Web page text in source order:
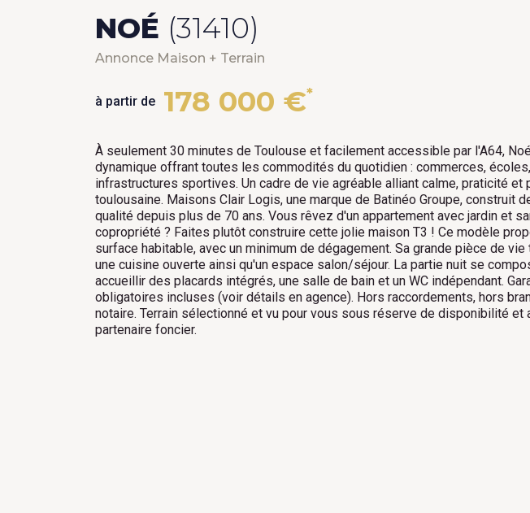
NOÉ (31410)
Annonce Maison + Terrain
à partir de 178 000 €*
À seulement 30 minutes de Toulouse et facilement accessible par l'A64,
dynamique offrant toutes les commodités du quotidien : commerces,
infrastructures sportives. Un cadre de vie agréable alliant calme, praticité
toulousaine. Maisons Clair Logis, une marque de Batinéo Groupe, construit
qualité depuis plus de 70 ans. Vous rêvez d'un appartement avec jardin et
copropriété ? Faites plutôt construire cette jolie maison T3 ! Ce modèle
surface habitable, avec un minimum de dégagement. Sa grande pièce de
une cuisine ouverte ainsi qu'un espace salon/séjour. La partie nuit se
accueillir des placards intégrés, une salle de bain et un WC indépendant.
obligatoires incluses (voir détails en agence). Hors raccordements, hors
notaire. Terrain sélectionné et vu pour vous sous réserve de disponibilité et
partenaire foncier.